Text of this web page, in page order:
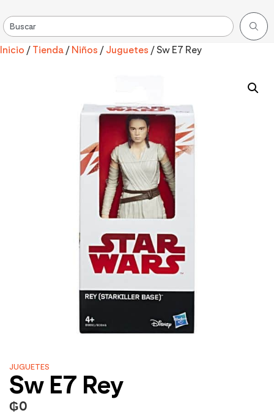
Inicio / Tienda / Niños / Juguetes / Sw E7 Rey
JUGUETES
Sw E7 Rey
₲0